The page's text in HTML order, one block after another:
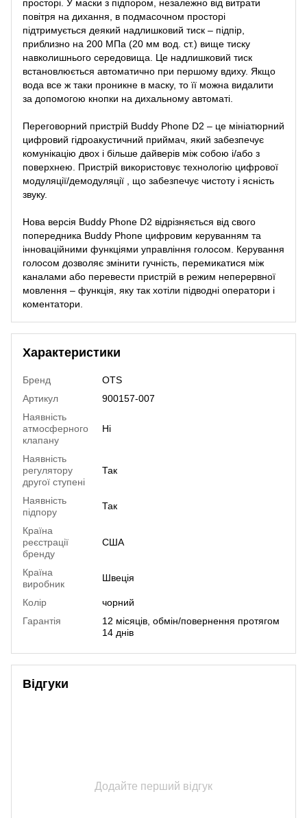
просторі. У маски з підпором, незалежно від витрати
повітря на дихання, в подмасочном просторі
підтримується деякий надлишковий тиск – підпір,
приблизно на 200 МПа (20 мм вод. ст.) вище тиску
навколишнього середовища. Це надлишковий тиск
встановлюється автоматично при першому вдиху. Якщо
вода все ж таки проникне в маску, то її можна видалити
за допомогою кнопки на дихальному автоматі.
Переговорний пристрій Buddy Phone D2 – це мініатюрний
цифровий гідроакустичний приймач, який забезпечує
комунікацію двох і більше дайверів між собою і/або з
поверхнею. Пристрій використовує технологію цифрової
модуляції/демодуляції , що забезпечує чистоту і ясність
звуку.
Нова версія Buddy Phone D2 відрізняється від свого
попередника Buddy Phone цифровим керуванням та
інноваційними функціями управління голосом. Керування
голосом дозволяє змінити гучність, перемикатися між
каналами або перевести пристрій в режим неперервної
мовлення – функція, яку так хотіли підводні оператори і
коментатори.
Характеристики
Бренд
OTS
Артикул
900157-007
Наявнiсть
атмосферного
клапану
Ні
Наявнiсть
регулятору
другої ступенi
Так
Наявнiсть
пiдпору
Так
Країна
реєстрації
бренду
США
Країна
виробник
Швеція
Колір
чорний
Гарантія
12 місяців, обмін/повернення протягом
14 днів
Відгуки
Додайте перший відгук